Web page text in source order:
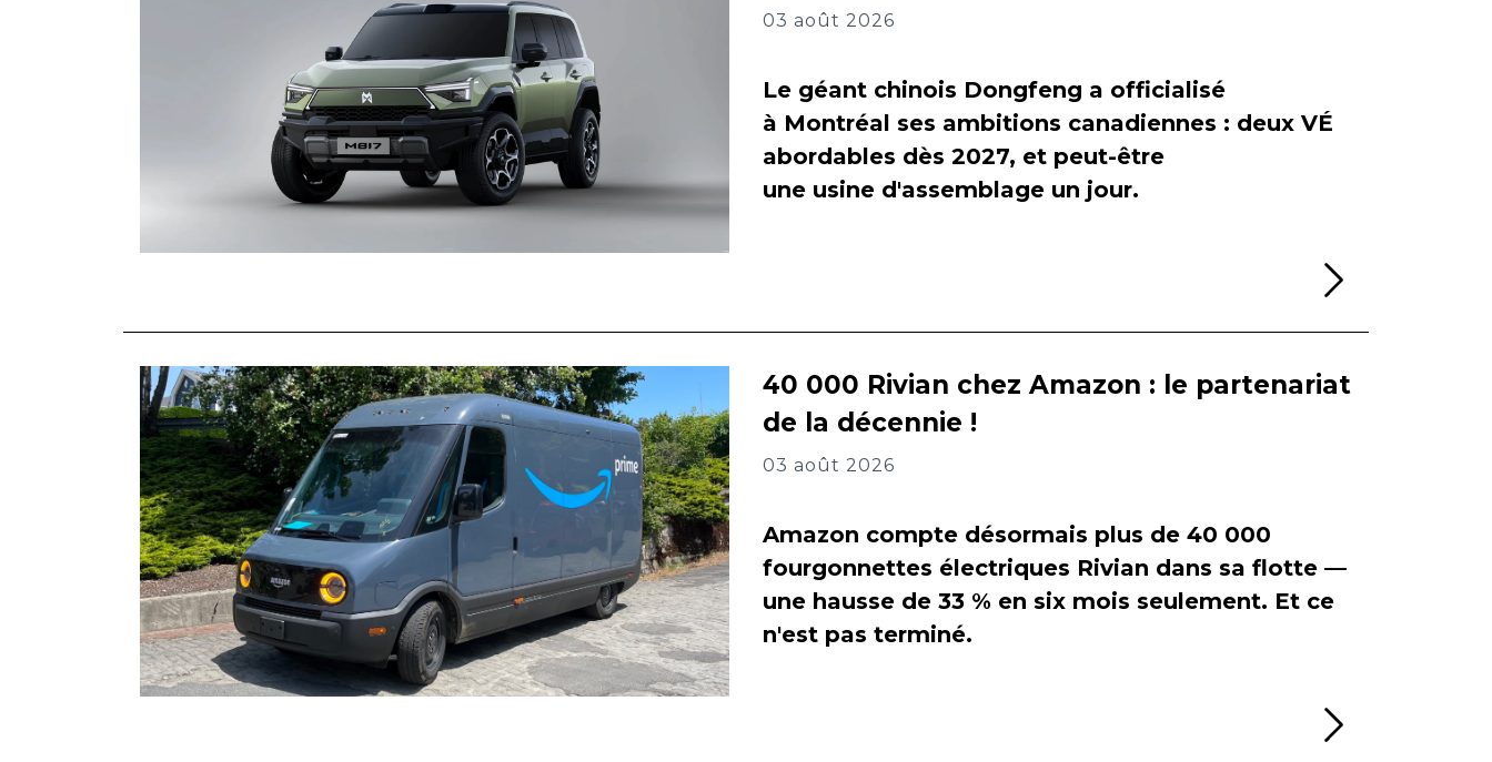
03 août 2026
Le géant chinois Dongfeng a officialisé
à Montréal ses ambitions canadiennes : deux VÉ
abordables dès 2027, et peut-être
une usine d'assemblage un jour.
40 000 Rivian chez Amazon : le partenariat
de la décennie !
03 août 2026
Amazon compte désormais plus de 40 000
fourgonnettes électriques Rivian dans sa flotte —
une hausse de 33 % en six mois seulement. Et ce
n'est pas terminé.